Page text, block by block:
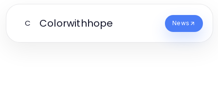
C Colorwithhope News